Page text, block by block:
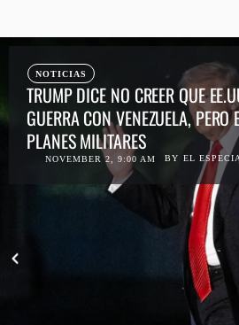
NOTICIAS
TRUMP DICE NO CREER QUE
GUERRA CON VENEZUELA,
PLANES MILITARES
NOVEMBER 2, 9:00 AM BY EL